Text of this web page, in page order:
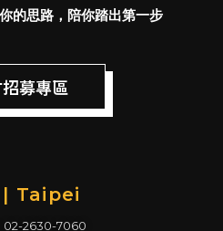
的思路，陪你踏出第一步
募專區
| Taipei
02-2630-7060